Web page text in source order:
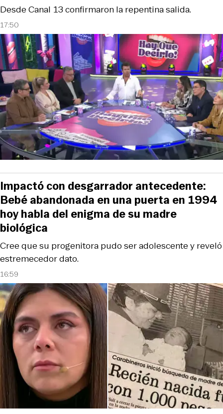
17:50
Desde Canal 13 confirmaron la repentina salida.
16:59
Cree que su progenitora pudo ser adolescente y reveló
estremecedor dato.
Impactó con desgarrador antecedente:
Bebé abandonada en una puerta en 1994
hoy habla del enigma de su madre
biológica